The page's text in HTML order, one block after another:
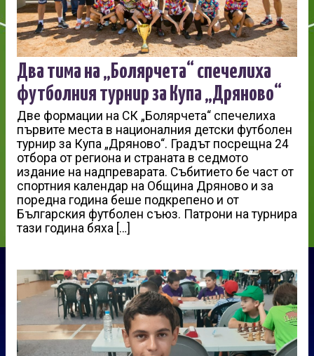
Два тима на „Болярчета“ спечелиха
футболния турнир за Купа „Дряново“
Две формации на СК „Болярчета“ спечелиха
първите места в националния детски футболен
турнир за Купа „Дряново“. Градът посрещна 24
отбора от региона и страната в седмото
издание на надпреварата. Събитието бе част от
спортния календар на Община Дряново и за
поредна година беше подкрепено и от
Българския футболен съюз. Патрони на турнира
тази година бяха […]